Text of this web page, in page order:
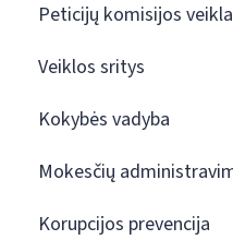
Peticijų komisijos veikla
Veiklos sritys
Kokybės vadyba
Mokesčių
Korupcijos prevencija